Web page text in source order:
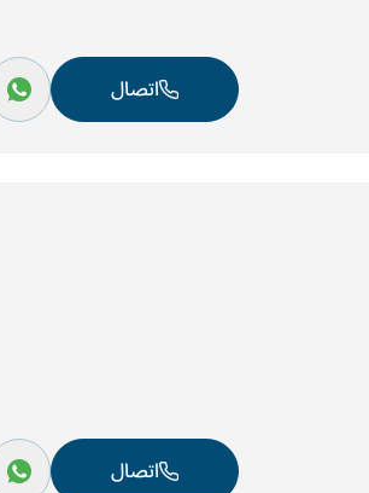
اتصال
اتصال